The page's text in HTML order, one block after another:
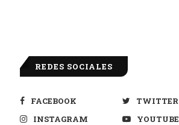
REDES SOCIALES
FACEBOOK
TWITTER
INSTAGRAM
YOUTUBE